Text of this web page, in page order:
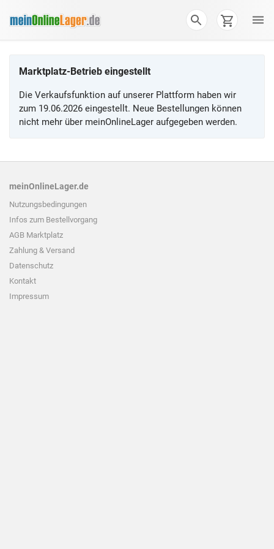
Marktplatz-Betrieb eingestellt
Die Verkaufsfunktion auf unserer Plattform haben wir
zum 19.06.2026 eingestellt. Neue Bestellungen können
nicht mehr über meinOnlineLager aufgegeben werden.
meinOnlineLager.de
Nutzungsbedingungen
Infos zum Bestellvorgang
AGB Marktplatz
Zahlung & Versand
Datenschutz
Kontakt
Impressum